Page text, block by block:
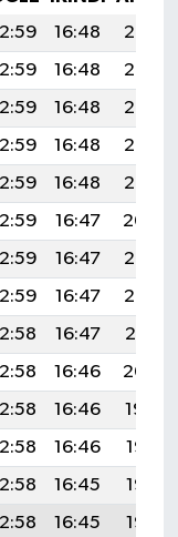
16:48
20:08
16:48
20:08
16:48
20:07
16:48
20:06
16:48
20:05
16:47
20:04
16:47
20:03
16:47
20:02
16:47
20:01
16:46
20:00
16:46
19:59
16:46
19:58
16:45
19:57
16:45
19:56